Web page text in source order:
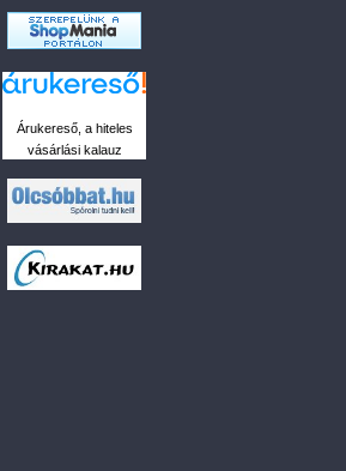
Árukereső, a hiteles
vásárlási kalauz